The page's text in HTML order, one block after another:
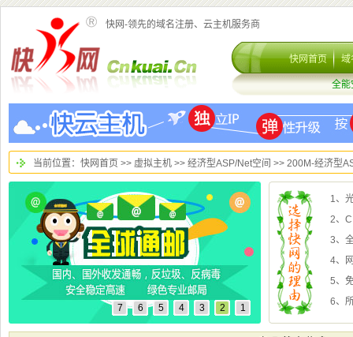
快网-领先的域名注册、云主机服务商
> > >> 200M-经济型
2、
3、
4、
5、
6、